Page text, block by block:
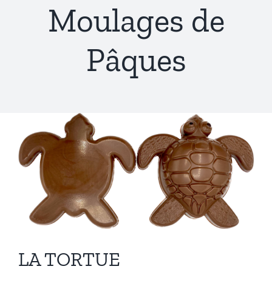
Moulages de
Pâques
LA TORTUE